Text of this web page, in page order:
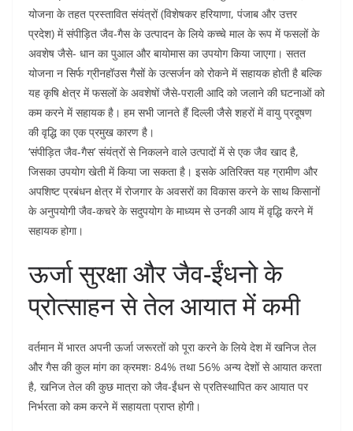
योजना के तहत प्रस्तावित संयंत्रों (विशेषकर हरियाणा, पंजाब और उत्तर
प्रदेश) में संपीड़ित जैव-गैस के उत्पादन के लिये कच्चे माल के रूप में फसलों के
अवशेष जैसे- धान का पुआल और बायोमास का उपयोग किया जाएगा। सतत
योजना न सिर्फ ग्रीनहॉउस गैसों के उत्सर्जन को रोकने में सहायक होती है बल्कि
यह कृषि क्षेत्र में फसलों के अवशेषों जैसे-पराली आदि को जलाने की घटनाओं को
कम करने में सहायक है। हम सभी जानते हैं दिल्ली जैसे शहरों में वायु प्रदूषण
की वृद्धि का एक प्रमुख कारण है।
‘संपीड़ित जैव-गैस’ संयंत्रों से निकलने वाले उत्पादों में से एक जैव खाद है,
जिसका उपयोग खेती में किया जा सकता है। इसके अतिरिक्त यह ग्रामीण और
अपशिष्ट प्रबंधन क्षेत्र में रोजगार के अवसरों का विकास करने के साथ किसानों
के अनुपयोगी जैव-कचरे के सदुपयोग के माध्यम से उनकी आय में वृद्धि करने में
सहायक होगा।
ऊर्जा सुरक्षा और जैव-ईंधनो के
प्रोत्साहन से तेल आयात में कमी
वर्तमान में भारत अपनी ऊर्जा जरूरतों को पूरा करने के लिये देश में खनिज तेल
और गैस की कुल मांग का क्रमशः 84% तथा 56% अन्य देशों से आयात करता
है, खनिज तेल की कुछ मात्रा को जैव-ईंधन से प्रतिस्थापित कर आयात पर
निर्भरता को कम करने में सहायता प्राप्त होगी।